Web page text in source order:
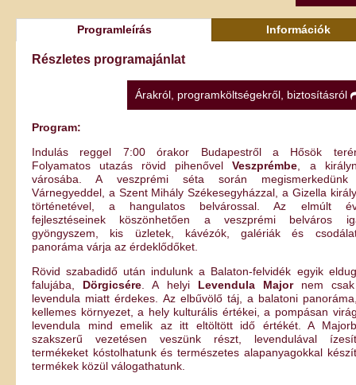
Programleírás Információk
Részletes programajánlat
Árakról, programköltségekről, biztosításról
Program:
Indulás reggel 7:00 órakor Budapestről a Hősök
Folyamatos utazás rövid pihenővelVeszprémbe , a
városába. A veszprémi séta során
Várnegyeddel, a Szent Mihály Székesegyházzal, a Gizella
történetével, a hangulatos belvárossal. Az elmúlt
fejlesztéseinek köszönhetően a veszprémi belváros
gyöngyszem, kis üzletek, kávézók, galériák és
panoráma várja az érdeklődőket.
Rövid szabadidő után indulunk a Balaton-felvidék egyik
falujába, Dörgicsére . A helyi Levendula Majornem
levendula miatt érdekes. Az elbűvölő táj, a balatoni
kellemes környezet, a hely kulturális értékei, a pompásan
levendula mind emelik az itt eltöltött idő értékét. A
szakszerű vezetésen veszünk részt, levendulával
termékeket kóstolhatunk és természetes alapanyagokkal
termékek közül válogathatunk.